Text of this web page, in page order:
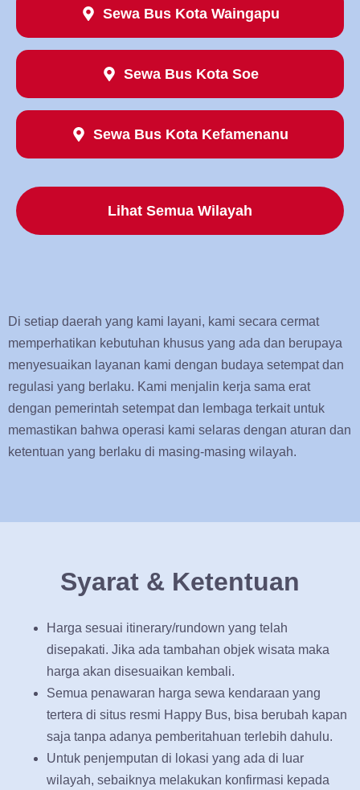
Sewa Bus Kota Waingapu
Sewa Bus Kota Soe
Sewa Bus Kota Kefamenanu
Lihat Semua Wilayah
Di setiap daerah yang kami layani, kami secara cermat
memperhatikan kebutuhan khusus yang ada dan berupaya
menyesuaikan layanan kami dengan budaya setempat dan
regulasi yang berlaku. Kami menjalin kerja sama erat
dengan pemerintah setempat dan lembaga terkait untuk
memastikan bahwa operasi kami selaras dengan aturan dan
ketentuan yang berlaku di masing-masing wilayah.
Syarat & Ketentuan
Harga sesuai itinerary/rundown yang telah
disepakati. Jika ada tambahan objek wisata maka
harga akan disesuaikan kembali.
Semua penawaran harga sewa kendaraan yang
tertera di situs resmi Happy Bus, bisa berubah kapan
saja tanpa adanya pemberitahuan terlebih dahulu.
Untuk penjemputan di lokasi yang ada di luar
wilayah, sebaiknya melakukan konfirmasi kepada